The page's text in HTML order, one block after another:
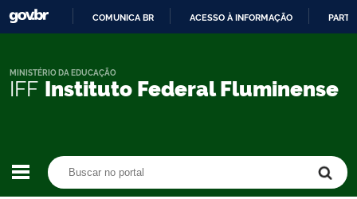
CONTEÚDO
COMUNICA BR ACESSO À INFORMAÇÃO
IFF Instituto Federal Fluminense
MINISTÉRIO DA EDUCAÇÃO